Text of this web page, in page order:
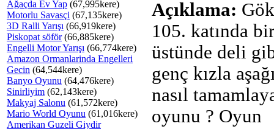
Ağaçda Ev Yap (67,995kere)
Motorlu Savasçi (67,135kere)
3D Ralli Yarışı (66,919kere)
Piskopat söför(66,885kere)
Engelli Motor Yarışı (66,774kere)
Amazon Ormanlarinda Engelleri
Gecin (64,544kere)
Banyo Oyunu (64,476kere)
Sinirliyim (62,143kere)
Makyaj Salonu (61,572kere)
Mario World Oyunu (61,016kere)
Amerikan Guzeli Giydir
Açıklama:
105. katında
üstünde deli
genç kızla
nasıl
oyunu ? Oyun